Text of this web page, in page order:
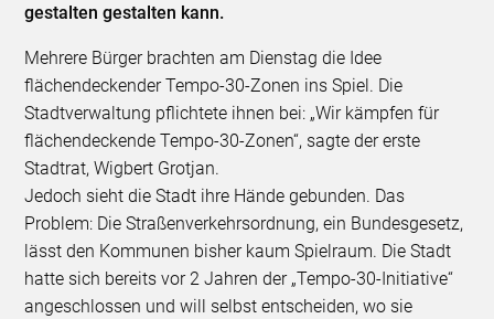
gestalten gestalten kann.
Mehrere Bürger brachten am Dienstag die Idee
flächendeckender Tempo-30-Zonen ins Spiel. Die
Stadtverwaltung pflichtete ihnen bei: „Wir kämpfen für
flächendeckende Tempo-30-Zonen“, sagte der erste
Stadtrat, Wigbert Grotjan.
Jedoch sieht die Stadt ihre Hände gebunden. Das
Problem: Die Straßenverkehrsordnung, ein Bundesgesetz,
lässt den Kommunen bisher kaum Spielraum. Die Stadt
hatte sich bereits vor 2 Jahren der „Tempo-30-Initiative“
angeschlossen und will selbst entscheiden, wo sie